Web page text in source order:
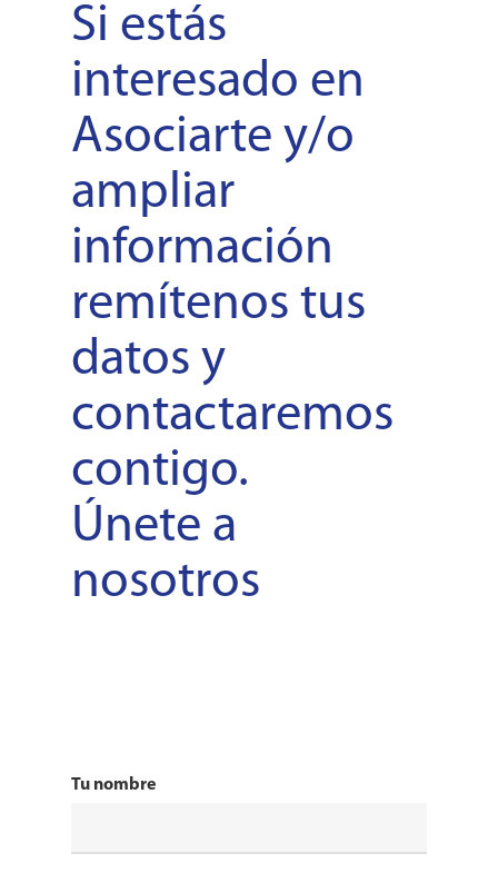
Si estás
interesado en
Asociarte y/o
ampliar
información
remítenos tus
datos y
contactaremos
contigo.
Únete a
nosotros
Tu nombre